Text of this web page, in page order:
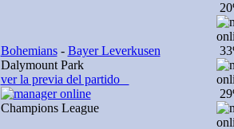
Bohemians- Bayer Leverkusen
Dalymount Park
ver la previa del partido
Champions League